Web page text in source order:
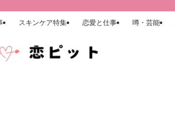
スキンケア特集 恋愛と仕事 噂・芸能